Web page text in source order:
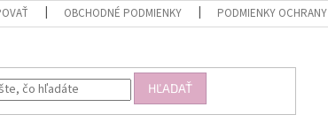
OBCHODNÉ PODMIENKY PODMIENKY OCHRANY
HĽADAŤ